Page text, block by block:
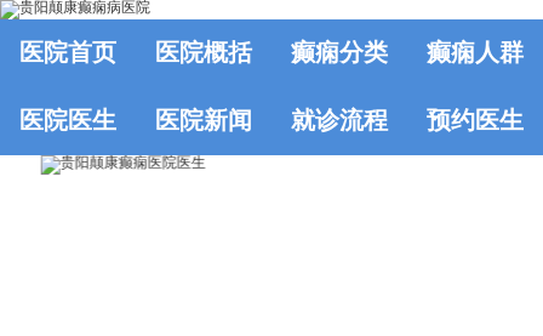
医院首页 医院概括 癫痫分类 癫痫人群
医院医生 医院新闻 就诊流程 预约医生